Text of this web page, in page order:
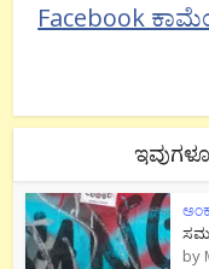
Facebook
by